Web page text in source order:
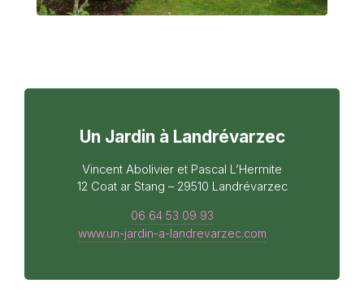
Un Jardin à Landrévarzec
Vincent Abolivier et Pascal L’Hermite
12 Coat ar Stang – 29510 Landrévarzec
06 64 53 09 93
www.un-jardin-a-landrevarzec.com